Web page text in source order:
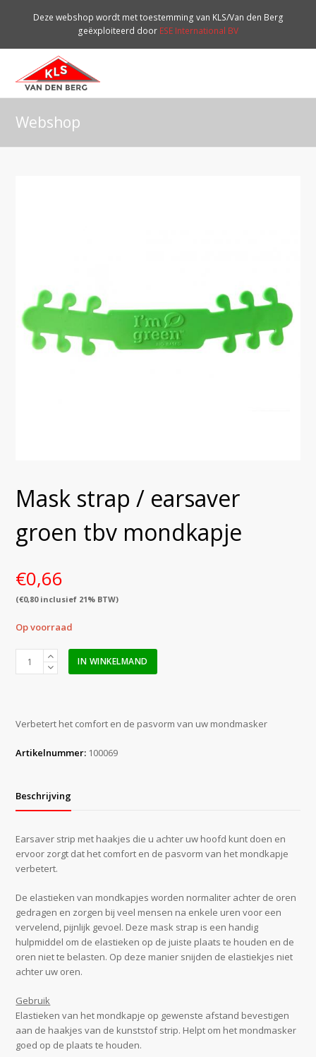
Deze webshop wordt met toestemming van KLS/Van den Berg
geëxploiteerd door ESE International BV
Webshop
Mask strap / earsaver
groen tbv mondkapje
€0,66
(€0,80inclusief 21% BTW)
Op voorraad
tbv
aantal
IN WINKELMAND
Verbetert het comfort en de pasvorm van uw mondmasker
Artikelnummer: 100069
Beschrijving
Earsaver strip met haakjes die u achter uw hoofd kunt doen en
ervoor zorgt dat het comfort en de pasvorm van het mondkapje
verbetert.
De elastieken van mondkapjes worden normaliter achter de oren
gedragen en zorgen bij veel mensen na enkele uren voor een
vervelend, pijnlijk gevoel. Deze mask strap is een handig
hulpmiddel om de elastieken op de juiste plaats te houden en de
oren niet te belasten. Op deze manier snijden de elastiekjes niet
achter uw oren.
Gebruik
Elastieken van het mondkapje op gewenste afstand bevestigen
aan de haakjes van de kunststof strip. Helpt om het mondmasker
goed op de plaats te houden.